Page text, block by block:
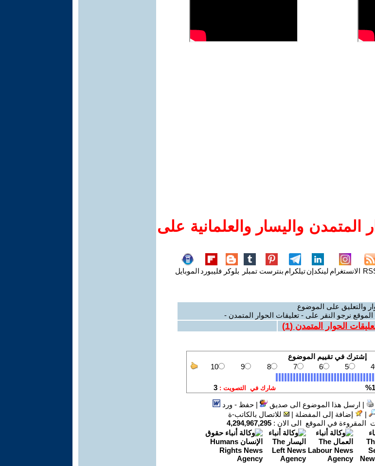
واليسار والعلمانية على
الانستغرام لينكدإنتيلكرام بنترست تمبلر بلوكر فليبورد الموبايل
والتعليق على الموضوع
نرجو النقر على - تعليقات الحوار المتمدن -
الحوار المتمدن (1
)
| ارسل هذا الموضوع الى صديق |حفظ - ورد
| إضافة إلى المفضلة |
للاتصال بالكاتب-ة
في الموقع الى الان : 4,294,967,295